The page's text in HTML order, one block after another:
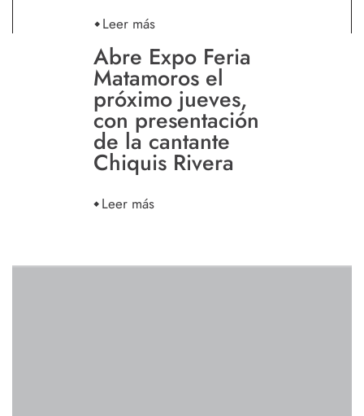
Leer más
Abre Expo Feria
Matamoros el
próximo jueves,
con presentación
de la cantante
Chiquis Rivera
Leer más